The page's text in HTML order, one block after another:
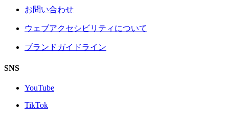
お問い合わせ
ウェブアクセシビリティについて
ブランドガイドライン
SNS
YouTube
TikTok